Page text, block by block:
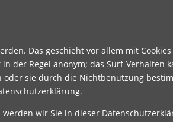
Das geschieht vor allem mit
der Regel anonym; das Surf-Verhalten
oder sie durch die Nichtbenutzung
wir Sie in dieser